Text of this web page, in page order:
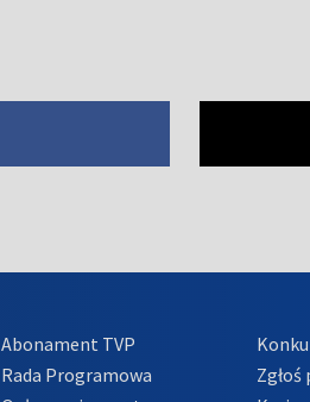
Abonament TVP
Rada Programowa